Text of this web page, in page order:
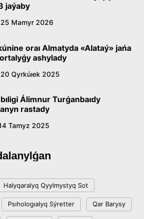
adamzattyń kómekshisi me,
20 jyl: negizgi
baǵyty
OQYTÝDYŃ
ENGİZİLEDİ
jaýaby
Mamyr 2026
oraı Almatyda «Alataý» jańa
ashylady
Qyrkúıek 2025
bıligi Álimnur Turǵanbaıdy
rastady
Tamyz 2025
Halyqaralyq Qyylmystyq Sot
Psıhologıalyq Sýretter Qar Barysy